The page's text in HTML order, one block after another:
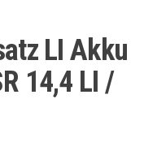
LI Akku
14,4 LI /